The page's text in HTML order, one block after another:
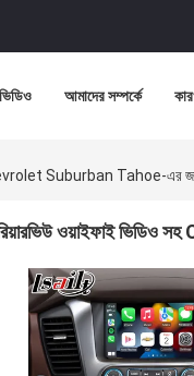
ভিডিও আমাদের সম্পর্কে
Suburban Tahoe-এর জন্য
ওয়াইফাই ভিডিও